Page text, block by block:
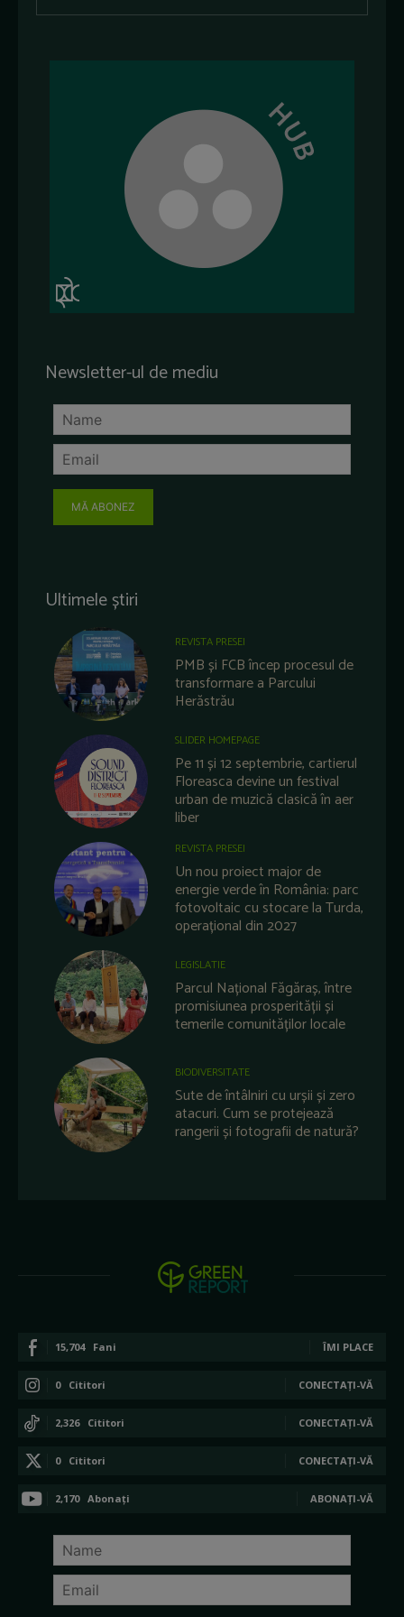
Newsletter-ul de mediu
MĂ ABONEZ
Ultimele știri
REVISTA PRESEI
PMB și FCB încep procesul de
transformare a Parcului
Herăstrău
SLIDER HOMEPAGE
Pe 11 și 12 septembrie, cartierul
Floreasca devine un festival
urban de muzică clasică în aer
liber
REVISTA PRESEI
Un nou proiect major de
energie verde în România: parc
fotovoltaic cu stocare la Turda,
operațional din 2027
LEGISLATIE
Parcul Național Făgăraș, între
promisiunea prosperității și
temerile comunităților locale
BIODIVERSITATE
Sute de întâlniri cu urșii și zero
atacuri. Cum se protejează
rangerii și fotografii de natură?
15,704 Fani ÎMI PLACE
0 Cititori CONECTAȚI-VĂ
2,326 Cititori CONECTAȚI-VĂ
0 Cititori CONECTAȚI-VĂ
2,170 Abonați ABONAȚI-VĂ